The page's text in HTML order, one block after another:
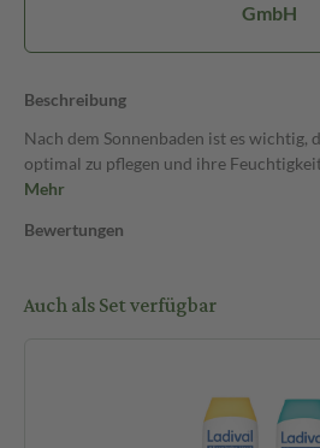
GmbH
Beschreibung
Nach dem Sonnenbaden ist es wichtig,
optimal zu pflegen und ihre
Mehr
Bewertungen
Auch als Set verfügbar